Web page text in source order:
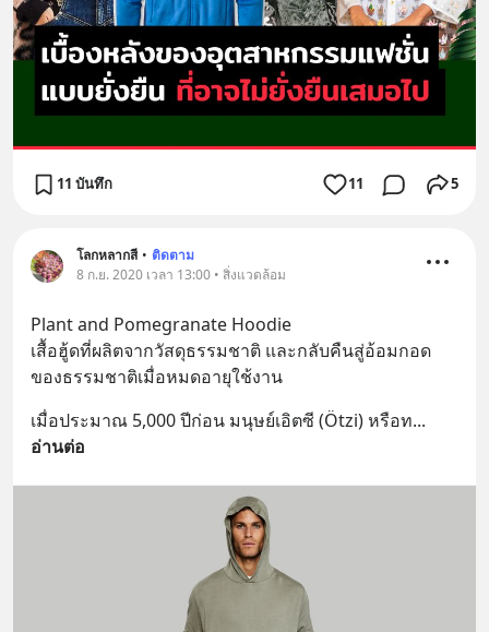
11 บันทึก 11 5
โลกหลากสี • ติดตาม
8 ก.ย. 2020 เวลา 13:00 • สิ่งแวดล้อม
Plant and Pomegranate Hoodie
เสื้อฮู้ดที่ผลิตจากวัสดุธรรมชาติ และกลับคืนสู่อ้อมกอด
ของธรรมชาติเมื่อหมดอายุใช้งาน
เมื่อประมาณ 5,000 ปีก่อน มนุษย์เอิตซี (Ötzi) หรือท
อ่านต่อ